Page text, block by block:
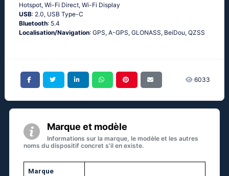
Hotspot, Wi-Fi Direct, Wi-Fi Display
USB: 2.0, USB Type-C
Bluetooth: 5.4
Localisation/Navigation: GPS, A-GPS, GLONASS, BeiDou, QZSS
6033
Marque et modèle
Informations sur la marque, le modèle et les autres
noms du dispositif concret s'il en existe.
Marque